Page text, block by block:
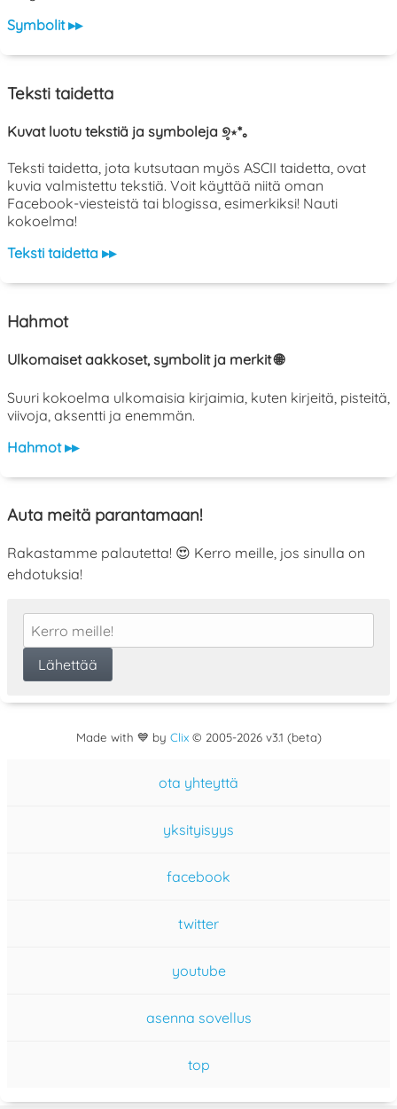
Symbolit ▸▸
Teksti taidetta
Kuvat luotu tekstiä ja symboleja ୭̥⋆*｡
Teksti taidetta, jota kutsutaan myös ASCII taidetta, ovat
kuvia valmistettu tekstiä. Voit käyttää niitä oman
Facebook-viesteistä tai blogissa, esimerkiksi! Nauti
kokoelma!
Teksti taidetta ▸▸
Hahmot
Ulkomaiset aakkoset, symbolit ja merkit 🌐
Suuri kokoelma ulkomaisia kirjaimia, kuten kirjeitä, pisteitä,
viivoja, aksentti ja enemmän.
Hahmot ▸▸
Auta meitä parantamaan!
Rakastamme palautetta! 😍 Kerro meille, jos sinulla on
ehdotuksia!
Made with 💙 by Clix© 2005-2026 v3.1 (beta)
ota yhteyttä
yksityisyys
facebook
twitter
youtube
asenna sovellus
top